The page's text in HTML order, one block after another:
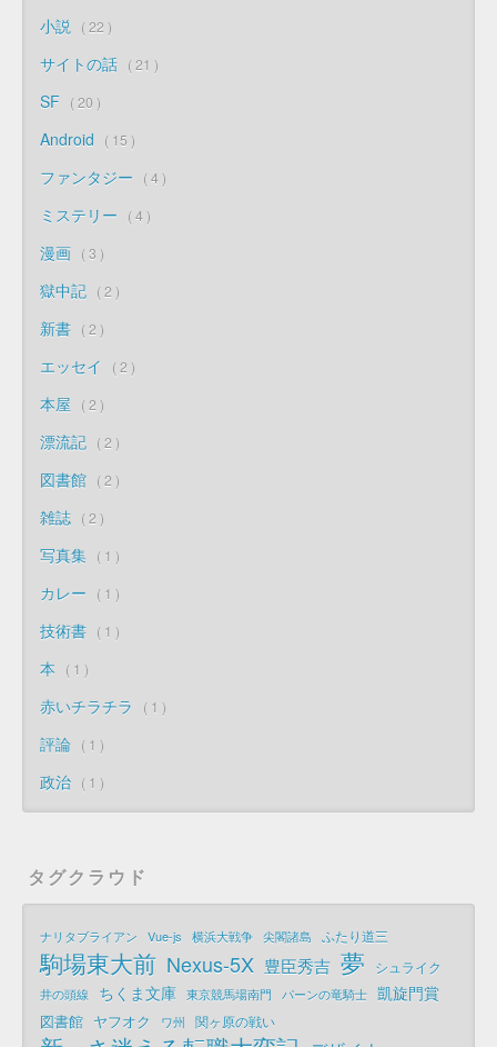
小説 22
サイトの話 21
SF 20
Android 15
ファンタジー 4
ミステリー 4
漫画 3
獄中記 2
新書 2
エッセイ 2
本屋 2
漂流記 2
図書館 2
雑誌 2
写真集 1
カレー 1
技術書 1
本 1
赤いチラチラ 1
評論 1
政治 1
タグクラウド
ナリタブライアン Vue-js 横浜大戦争 尖閣諸島 ふたり道三
駒場東大前 Nexus-5X 豊臣秀吉 夢 シュライク
井の頭線 ちくま文庫 東京競馬場南門 パーンの竜騎士 凱旋門賞
図書館 ヤフオク ワ州 関ヶ原の戦い